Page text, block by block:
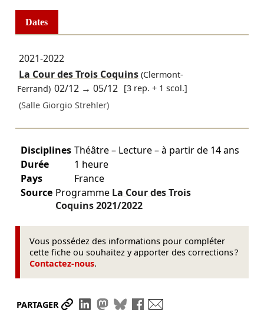
Dates
2021-2022
La Cour des Trois Coquins(Clermont-
Ferrand) 02/12 →05/12 [3 rep. + 1 scol.]
(Salle Giorgio Strehler)
Disciplines Théâtre – Lecture – à partir de 14 ans
Durée
1 heure
Pays
France
Source Programme La Cour des Trois
Coquins2021/2022
Vous possédez des informations pour compléter
cette fiche ou souhaitez y apporter des corrections ?
Contactez-nous.
PARTAGER Partager le lien
Partager sur LinkedIn
Partager sur Mastodon
Partager sur Bluesky
Partager sur Facebook